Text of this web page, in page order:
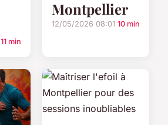
11 min
Montpellier
12/05/2026 08:01 10 min